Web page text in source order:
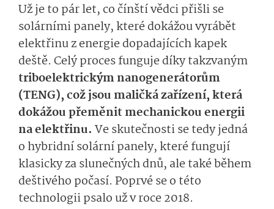
Už je to pár let, co čínští vědci přišli se
solárními panely, které dokážou vyrábět
elektřinu z energie dopadajících kapek
deště. Celý proces funguje díky takzvaným
triboelektrickým nanogenerátorům
(TENG), což jsou maličká zařízení, která
dokážou přeměnit mechanickou energii
na elektřinu. Ve skutečnosti se tedy jedná
o hybridní solární panely, které fungují
klasicky za slunečných dnů, ale také během
deštivého počasí. Poprvé se o této
technologii psalo už v roce 2018.